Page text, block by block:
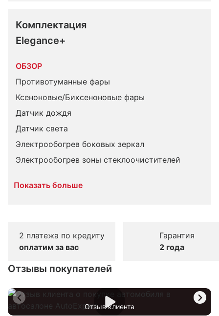
Комплектация
Elegance+
ОБЗОР
Противотуманные фары
Ксеноновые/Биксеноновые фары
Датчик дождя
Датчик света
Электрообогрев боковых зеркал
Электрообогрев зоны стеклоочистителей
Показать больше
2 платежа по кредиту
оплатим за вас
Гарантия
2 года
Отзывы покупателей
Отзыв клиента